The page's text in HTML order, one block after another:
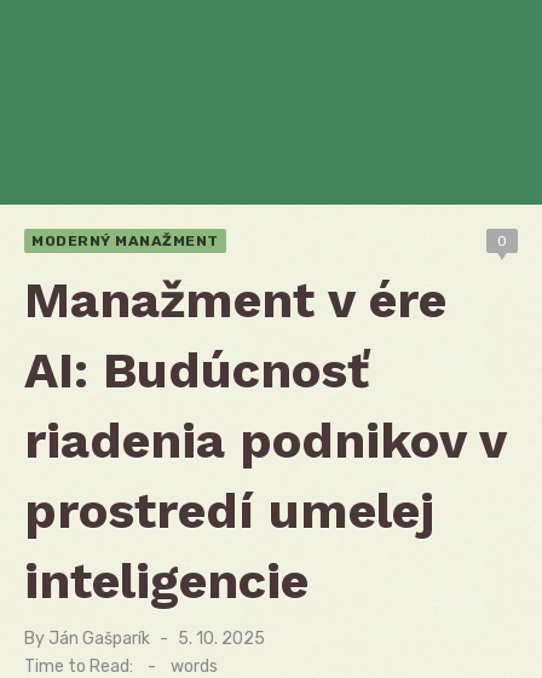
MODERNÝ MANAŽMENT 0
Manažment v ére
AI: Budúcnosť
riadenia podnikov v
prostredí umelej
inteligencie
By Ján Gašparík
Posted
on
5. 10. 2025
Time to Read:
- words